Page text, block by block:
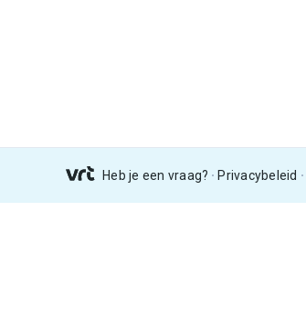
Heb je een vraag? Privacybeleid